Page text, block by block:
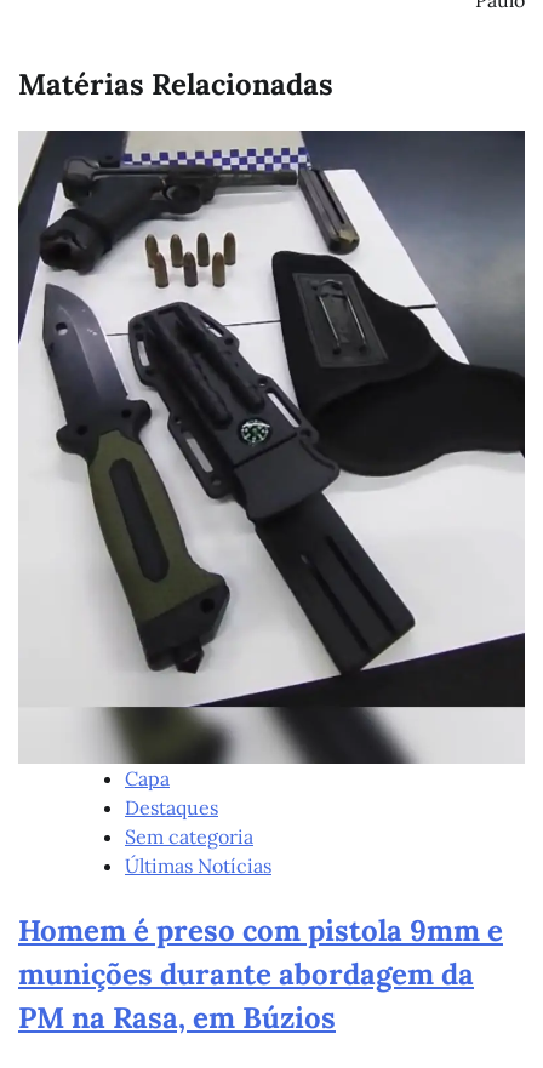
Matérias Relacionadas
Capa
Destaques
Sem categoria
Últimas Notícias
Homem é preso com pistola 9mm e
munições durante abordagem da
PM na Rasa, em Búzios